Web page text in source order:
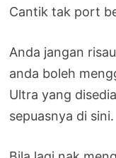
Cantik tak port
Anda jangan
anda boleh
Ultra yang
sepuasnya di sini.